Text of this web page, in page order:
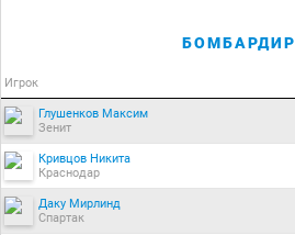
Игрок
Глушенков Максим
Зенит
Кривцов Никита
Краснодар
Даку Мирлинд
Спартак